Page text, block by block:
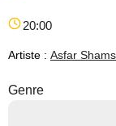
20:00
Artiste : Asfar
Genre